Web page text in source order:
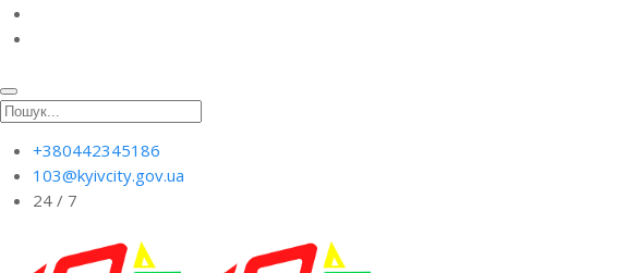
+380442345186
103@kyivcity.gov.ua
24 / 7